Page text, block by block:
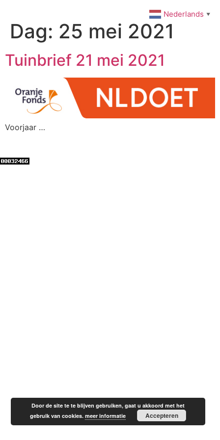
inhoudDag: 25 mei 2021
Tuinbrief 21 mei 2021
Voorjaar …
Nederlands ▼
Door de site te te blijven gebruiken, gaat u akkoord met het
gebruik van cookies.meer informatie Accepteren